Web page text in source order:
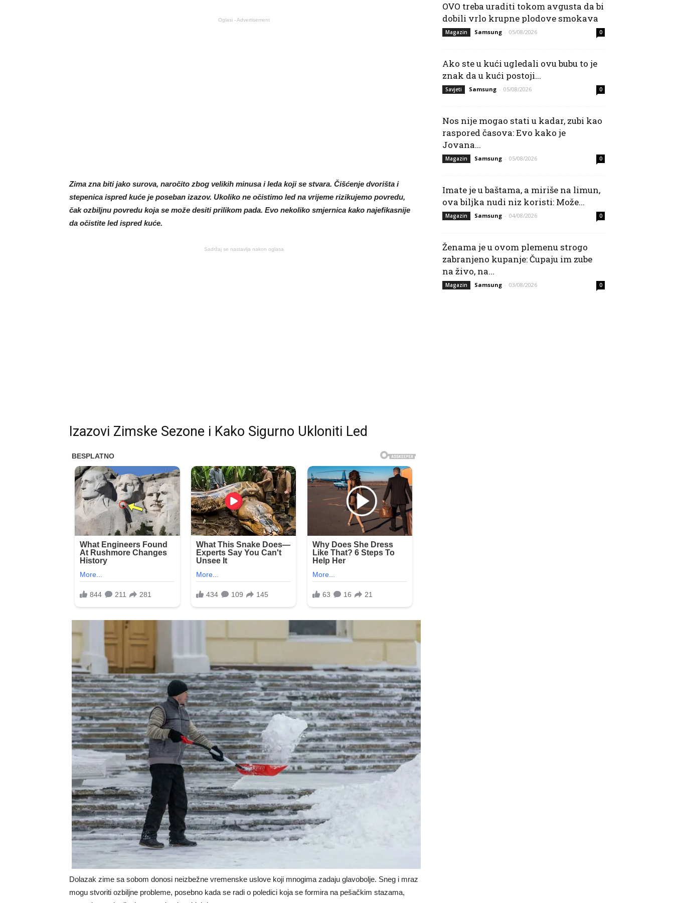
Oglasi - Advertisement
Zima zna biti jako surova, naročito zbog velikih minusa i leda koji se stvara. Čišćenje dvorišta i
stepenica ispred kuće je poseban izazov. Ukoliko ne očistimo led na vrijeme rizikujemo povredu,
čak ozbiljnu povredu koja se može desiti prilikom pada. Evo nekoliko smjernica kako najefikasnije
da očistite led ispred kuće.
Sadržaj se nastavlja nakon oglasa
Izazovi Zimske Sezone i Kako Sigurno Ukloniti Led
Dolazak zime sa sobom donosi neizbežne vremenske uslove koji mnogima zadaju glavobolje. Sneg i mraz
mogu stvoriti ozbiljne probleme, posebno kada se radi o poledici koja se formira na pešačkim stazama,
OVO treba uraditi tokom avgusta da bi
dobili vrlo krupne plodove smokava
Magazin Samsung - 05/08/2026 0
Ako ste u kući ugledali ovu bubu to je
znak da u kući postoji...
Savjeti Samsung - 05/08/2026 0
Nos nije mogao stati u kadar, zubi kao
raspored časova: Evo kako je
Jovana...
Magazin Samsung - 05/08/2026 0
Imate je u baštama, a miriše na limun,
ova biljka nudi niz koristi: Može...
Magazin Samsung - 04/08/2026 0
Ženama je u ovom plemenu strogo
zabranjeno kupanje: Čupaju im zube
na živo, na...
Magazin Samsung - 03/08/2026 0